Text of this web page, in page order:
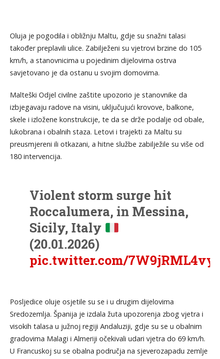
Oluja je pogodila i obližnju Maltu, gdje su snažni talasi
također preplavili ulice. Zabilježeni su vjetrovi brzine do 105
km/h, a stanovnicima u pojedinim dijelovima ostrva
savjetovano je da ostanu u svojim domovima.
Malteški Odjel civilne zaštite upozorio je stanovnike da
izbjegavaju radove na visini, uključujući krovove, balkone,
skele i izložene konstrukcije, te da se drže podalje od obale,
lukobrana i obalnih staza. Letovi i trajekti za Maltu su
preusmjereni ili otkazani, a hitne službe zabilježile su više od
180 intervencija.
Violent storm surge hit
Roccalumera, in Messina,
Sicily, Italy
(20.01.2026)
pic.twitter.com/7W9jRML4vy
(@Top_Disaster)January
20, 2026
Posljedice oluje osjetile su se i u drugim dijelovima
Sredozemlja. Španija je izdala žuta upozorenja zbog vjetra i
visokih talasa u južnoj regiji Andaluziji, gdje su se u obalnim
gradovima Malagi i Almeriji očekivali udari vjetra do 69 km/h.
U Francuskoj su se obalna područja na sjeverozapadu zemlje